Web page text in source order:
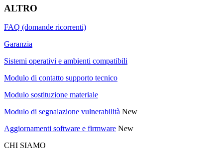
ALTRO
FAQ (domande ricorrenti)
Garanzia
Sistemi operativi e ambienti compatibili
Modulo di contatto supporto tecnico
Modulo sostituzione materiale
Modulo di segnalazione vulnerabilità New
Aggiornamenti software e firmware New
CHI SIAMO